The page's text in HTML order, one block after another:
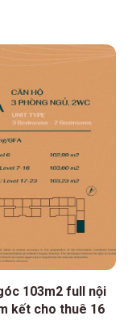
103m2 full nội
kết cho thuê 16